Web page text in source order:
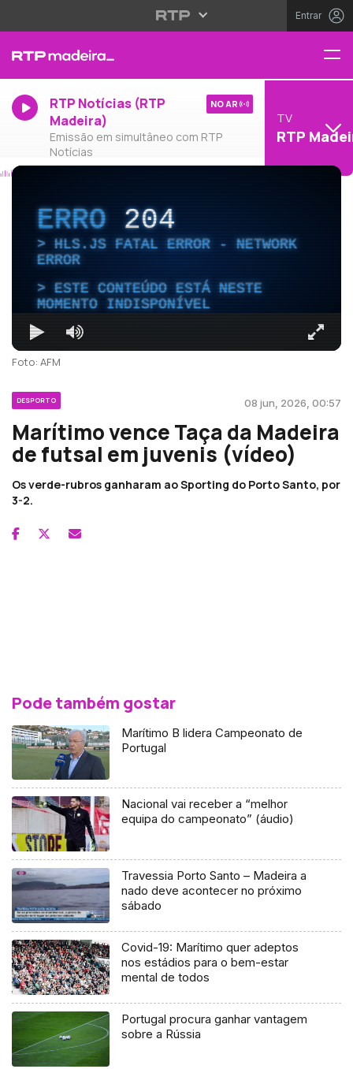
Entrar
RTP Notícias (RTP
Madeira)
Emissão em simultâneo com RTP
Notícias
NO AR
TV
RTP
ERRO204
HLS.JS FATAL ERROR - NETWORK
ERROR
ESTE CONTEÚDO ESTÁ NESTE
MOMENTO INDISPONÍVEL
Foto: AFM
DESPORTO 08 jun, 2026, 00:57
Marítimo vence Taça da Madeira
de futsal em juvenis (vídeo)
Os verde-rubros ganharam ao Sporting do Porto Santo, por
3-2.
Pode também gostar
Marítimo B lidera Campeonato de
Portugal
Nacional vai receber a “melhor
equipa do campeonato” (áudio)
Travessia Porto Santo – Madeira a
nado deve acontecer no próximo
sábado
Covid-19: Marítimo quer adeptos
nos estádios para o bem-estar
mental de todos
Portugal procura ganhar vantagem
sobre a Rússia